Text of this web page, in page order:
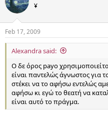
¥
Feb 17, 2009
Alexandra said:
Ο δε όρος payo
είναι παντελώς άγνωστος για
στέκει να το αφήσω εντελώς
αφήσω κι εγώ το θεατή να
είναι αυτό το πράγμα.